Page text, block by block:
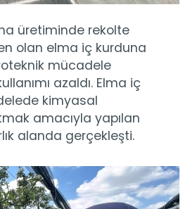
üretiminde rekolte
olan elma iç kurduna
mücadele
azaldı. Elma iç
kimyasal
amacıyla yapılan
alanda gerçekleşti.